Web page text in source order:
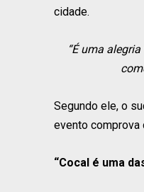
cidade.
“É uma
Segundo ele, o
evento comprova
“Cocal é uma